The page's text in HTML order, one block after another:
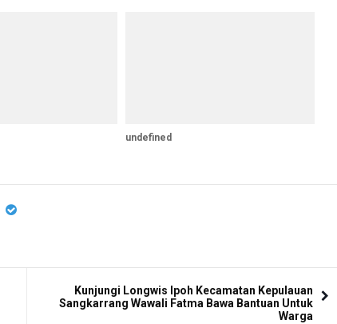
undefined
Kunjungi Longwis Ipoh Kecamatan Kepulauan
Sangkarrang Wawali Fatma Bawa Bantuan Untuk
Warga